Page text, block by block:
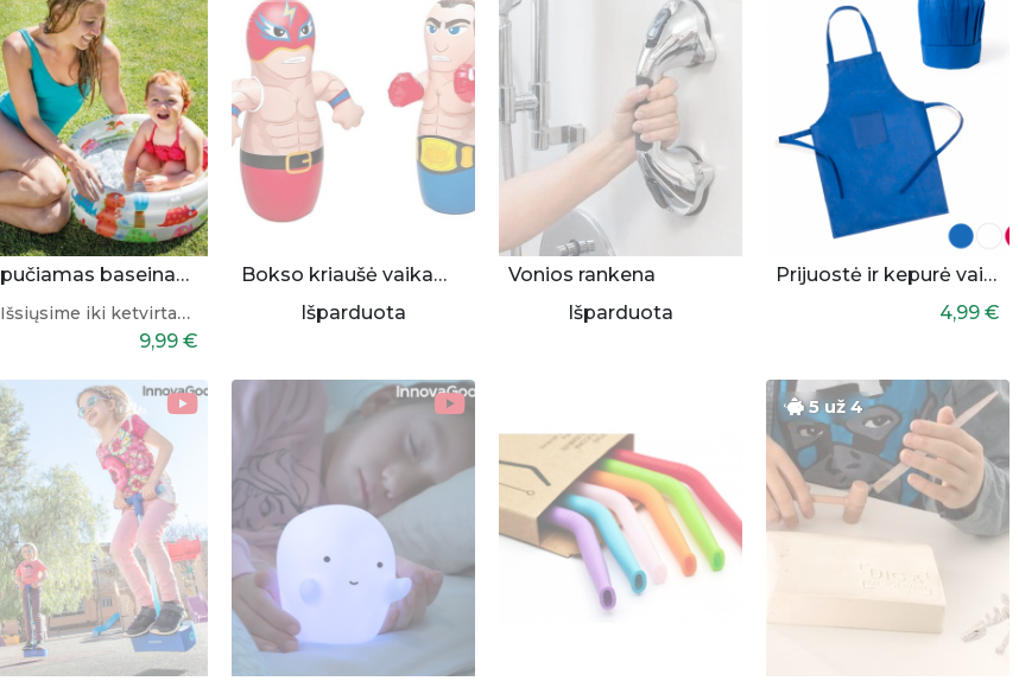
Pripučiamas baseinas vaikams 61x22 cm
Išsiųsime iki ketvirtadienio
9,99 €
Bokso kriaušė vaikams, pripučiama
Išparduota
Vonios rankena
Išparduota
Prijuostė ir kepurė vaikams
4,99 €
5 už 4